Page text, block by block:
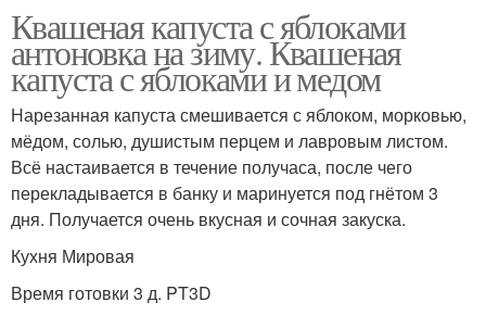
Квашеная капуста с яблоками
антоновка на зиму. Квашеная
капуста с яблоками и медом
Нарезанная капуста смешивается с яблоком, морковью,
мёдом, солью, душистым перцем и лавровым листом.
Всё настаивается в течение получаса, после чего
перекладывается в банку и маринуется под гнётом 3
дня. Получается очень вкусная и сочная закуска.
Кухня Мировая
Время готовки 3 д. PT3D